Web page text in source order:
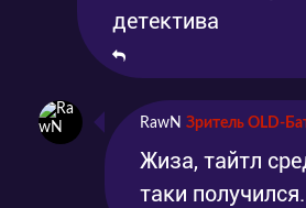
детектива
RawN Зритель OLD-
Жиза, тайтл
таки получился.